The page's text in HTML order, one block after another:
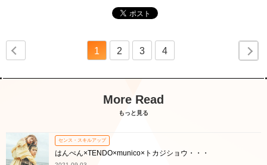
1 2 3 4
More Read
もっと見る
センス・スキルアップ
はんぺん×TENDO×munico×トカジショウ・・・